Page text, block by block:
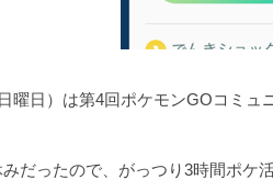
曜日）は第4回ポケモンGOコミュ
だったので、がっつり3時間ポケ